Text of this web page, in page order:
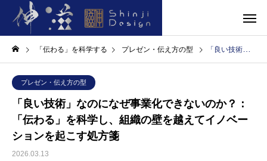
「伝わる」を科学する プレゼン・伝え方の型 「良い技術」なのになぜ事業化できないのか？：「伝わる」を科学し、組織の壁を越えてイノベーションを起こす処方箋
プレゼン・伝え方の型
「良い技術」なのになぜ事業化できないのか？：
「伝わる」を科学し、組織の壁を越えてイノベー
ションを起こす処方箋
2026.03.13